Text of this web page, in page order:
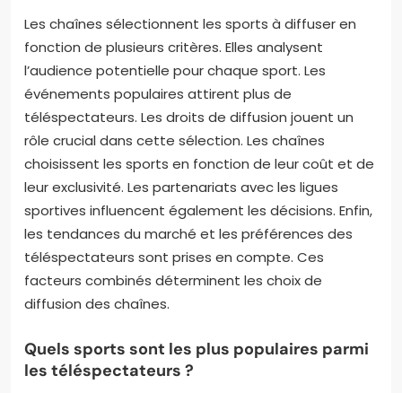
Les chaînes sélectionnent les sports à diffuser en
fonction de plusieurs critères. Elles analysent
l’audience potentielle pour chaque sport. Les
événements populaires attirent plus de
téléspectateurs. Les droits de diffusion jouent un
rôle crucial dans cette sélection. Les chaînes
choisissent les sports en fonction de leur coût et de
leur exclusivité. Les partenariats avec les ligues
sportives influencent également les décisions. Enfin,
les tendances du marché et les préférences des
téléspectateurs sont prises en compte. Ces
facteurs combinés déterminent les choix de
diffusion des chaînes.
Quels sports sont les plus populaires parmi
les téléspectateurs ?